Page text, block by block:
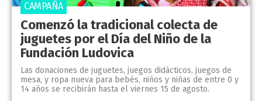
Comenzó la tradicional colecta de
juguetes por el Día del Niño de la
Fundación Ludovica
Las donaciones de juguetes, juegos didácticos, juegos de
mesa, y ropa nueva para bebés, niños y niñas de entre 0 y
14 años se recibirán hasta el viernes 15 de agosto.
CAMPAÑA